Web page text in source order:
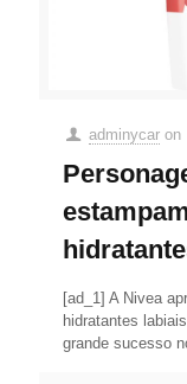
adminycar on
[ad_1] A Nivea
hidratantes
grande sucesso